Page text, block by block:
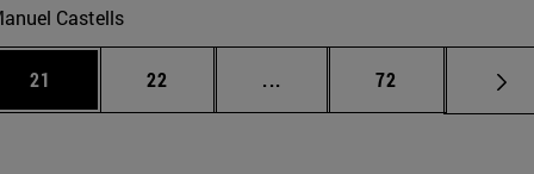
Castells
TAB para desplazarse.
Página
21 Página
22 ... Páginas intermedias Use
Página
72